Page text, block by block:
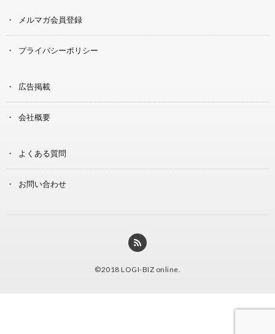
メルマガ会員登録
プライバシーポリシー
広告掲載
会社概要
よくある質問
お問い合わせ
©2018 LOGI-BIZ online.